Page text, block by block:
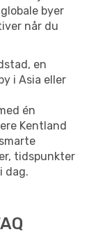
byer
når du
en
i Asia eller
én
Kentland
tidspunkter
dag.